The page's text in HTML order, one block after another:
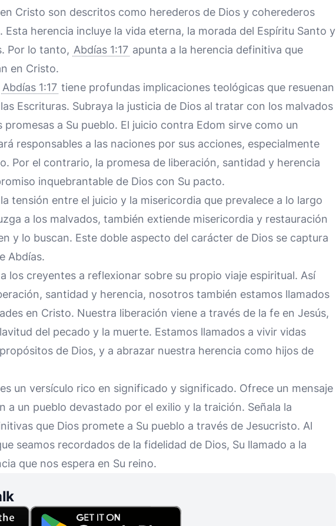
Cristo son descritos como herederos de Dios y coherederos
Esta herencia incluye la vida eterna, la morada del Espíritu Santo y
Por lo tanto, Abdías 1:17 apunta a la herencia definitiva que
en Cristo.
Abdías 1:17 tiene profundas implicaciones teológicas que resuenan
Escrituras. Subraya la justicia de Dios al tratar con los malvados
promesas a Su pueblo. El juicio contra Edom sirve como un
responsables a las naciones por sus acciones, especialmente
Por el contrario, la promesa de liberación, santidad y herencia
inquebrantable de Dios con Su pacto.
tensión entre el juicio y la misericordia que prevalece a lo largo
a los malvados, también extiende misericordia y restauración
y lo buscan. Este doble aspecto del carácter de Dios se captura
Abdías.
los creyentes a reflexionar sobre su propio viaje espiritual. Así
santidad y herencia, nosotros también estamos llamados
en Cristo. Nuestra liberación viene a través de la fe en Jesús,
del pecado y la muerte. Estamos llamados a vivir vidas
de Dios, y a abrazar nuestra herencia como hijos de
es un versículo rico en significado y significado. Ofrece un mensaje
a un pueblo devastado por el exilio y la traición. Señala la
que Dios promete a Su pueblo a través de Jesucristo. Al
seamos recordados de la fidelidad de Dios, Su llamado a la
que nos espera en Su reino.